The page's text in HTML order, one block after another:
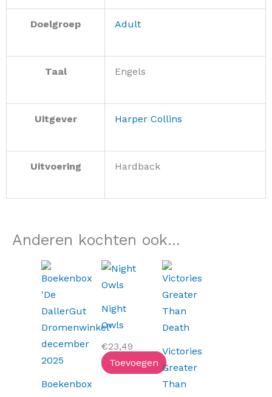
Doelgroep Adult
Taal Engels
Uitgever Harper Collins
Uitvoering Hardback
Anderen kochten ook...
Boekenbox
Oorspronkelijke
prijs
was:
€37,99.
Huidige
prijs
€32,99.
Night
Owls
€23,49
Toevoegen
Victories
Greater
Than